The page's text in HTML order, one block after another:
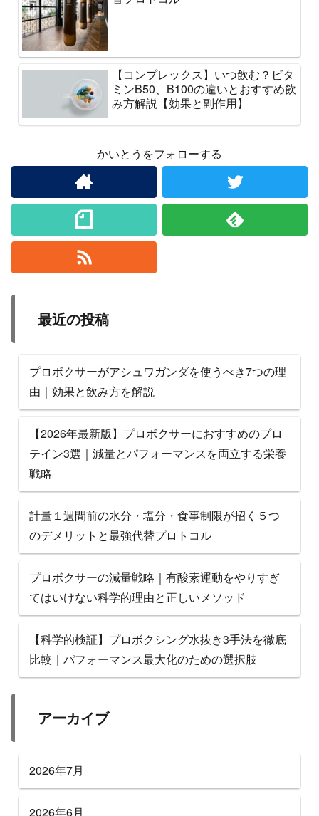
【コンプレックス】いつ飲む？ビタ
ミンB50、B100の違いとおすすめ飲
み方解説【効果と副作用】
かいとうをフォローする
最近の投稿
プロボクサーがアシュワガンダを使うべき7つの理
由｜効果と飲み方を解説
【2026年最新版】プロボクサーにおすすめのプロ
テイン3選｜減量とパフォーマンスを両立する栄養
戦略
計量１週間前の水分・塩分・食事制限が招く５つ
のデメリットと最強代替プロトコル
プロボクサーの減量戦略｜有酸素運動をやりすぎ
てはいけない科学的理由と正しいメソッド
【科学的検証】プロボクシング水抜き3手法を徹底
比較｜パフォーマンス最大化のための選択肢
アーカイブ
2026年7月
2026年6月